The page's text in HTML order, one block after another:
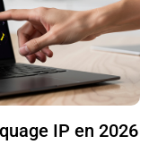
IP en 2026